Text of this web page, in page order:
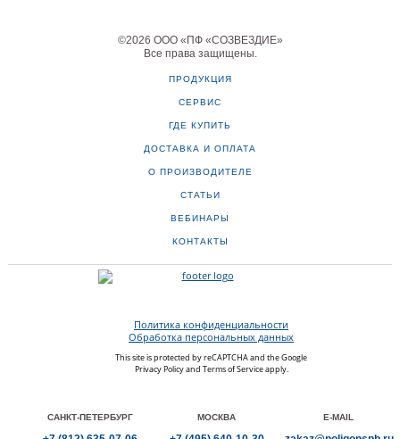
©2026 ООО «ПФ «СОЗВЕЗДИЕ»
Все права защищены
ПРОДУКЦИЯ
СЕРВИС
ГДЕ КУПИТЬ
ДОСТАВКА И ОПЛАТА
О ПРОИЗВОДИТЕЛЕ
СТАТЬИ
ВЕБИНАРЫ
КОНТАКТЫ
Политика конфиденциальности
Обработка персональных данных
This site is protected by reCAPTCHA and the Google
Privacy Policyand Terms of Serviceapply.
САНКТ-ПЕТЕРБУРГ МОСКВА E-MAIL